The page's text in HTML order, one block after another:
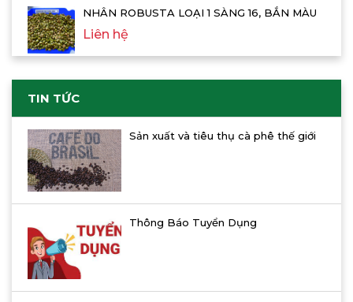
NHÂN ROBUSTA LOẠI 1 SÀNG 16, BẮN MÀU
Liên hệ
TIN TỨC
Sản xuất và tiêu thụ cà phê thế giới
Thông Báo Tuyển Dụng